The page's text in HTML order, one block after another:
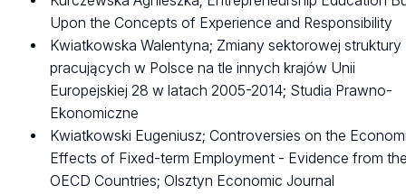
Upon the Concepts of Experience and Responsibility
Kwiatkowska Walentyna; Zmiany sektorowej struktury
pracujących w Polsce na tle innych krajów Unii
Europejskiej 28 w latach 2005-2014; Studia Prawno-
Ekonomiczne
Kwiatkowski Eugeniusz; Controversies on the
Effects of Fixed-term Employment - Evidence from
OECD Countries; Olsztyn Economic Journal